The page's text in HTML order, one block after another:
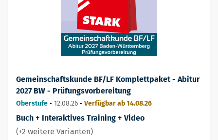
Gemeinschaftskunde BF/LF Komplettpaket - Abitur
2027 BW - Prüfungsvorbereitung
Oberstufe • 12.08.26 • Verfügbar ab 14.08.26
Buch + Interaktives Training + Video
(+2 weitere Varianten)